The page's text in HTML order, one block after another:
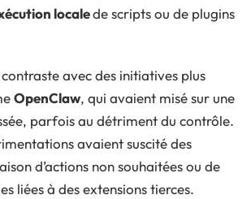
localede scripts ou de plugins
avec des initiatives plus
OpenClaw, qui avaient misé sur une
parfois au détriment du contrôle.
avaient suscité des
d’actions non souhaitées ou de
liées à des extensions tierces.